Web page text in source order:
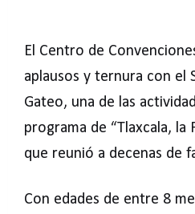
El Centro de
aplausos y ternura con el
Gateo, una de las
programa de “Tlaxcala, la
que reunió a decenas de
Con edades de entre 8